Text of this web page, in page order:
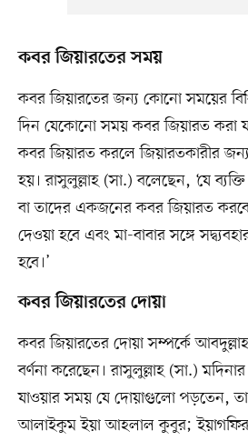
কবর জিয়ারতের সময়
কবর জিয়ারতের জন্য কোনো সময়ের
দিন যেকোনো সময় কবর জিয়ারত করা
কবর জিয়ারত করলে জিয়ারতকারীর
হয়। রাসুলুল্লাহ (সা.) বলেছেন, ‘যে
বা তাদের একজনের কবর জিয়ারত
দেওয়া হবে এবং মা-বাবার সঙ্গে
হবে।’
কবর জিয়ারতের দোয়া
কবর জিয়ারতের দোয়া সম্পর্কে
বর্ণনা করেছেন। রাসুলুল্লাহ (সা.)
যাওয়ার সময় যে দোয়াগুলো পড়তেন,
আলাইকুম ইয়া আহলাল কুবুর;